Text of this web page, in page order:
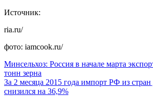
Источник:
ria.ru/
фото: iamcook.ru/
Минсельхоз: Россия в начале марта
тонн зерна
За 2 месяца 2015 года импорт РФ из стран
снизился на 36,9%